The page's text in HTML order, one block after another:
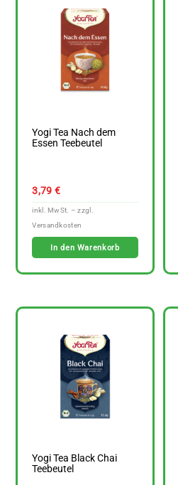
Yogi Tea Nach dem
Essen Teebeutel
3,79 €
In den Warenkorb
Yogi Tea Black Chai
Teebeutel